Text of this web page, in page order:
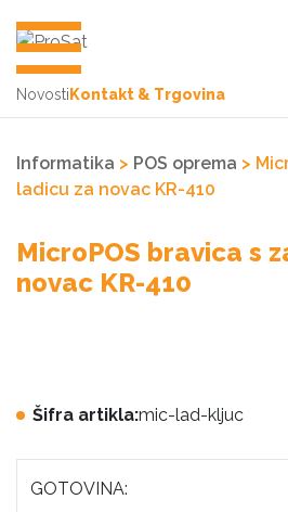
Novosti Kontakt & Trgovina
Informatika > POS oprema >
ladicu za novac KR-410
MicroPOS bravica s
novac KR-410
Šifra artikla:mic-lad-kljuc
GOTOVINA: